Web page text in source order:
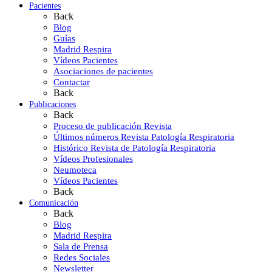
Pacientes
Back
Blog
Guías
Madrid Respira
Vídeos Pacientes
Asociaciones de pacientes
Contactar
Back
Publicaciones
Back
Proceso de publicación Revista
Últimos números Revista Patología Respiratoria
Histórico Revista de Patología Respiratoria
Vídeos Profesionales
Neumoteca
Vídeos Pacientes
Back
Comunicación
Back
Blog
Madrid Respira
Sala de Prensa
Redes Sociales
Newsletter